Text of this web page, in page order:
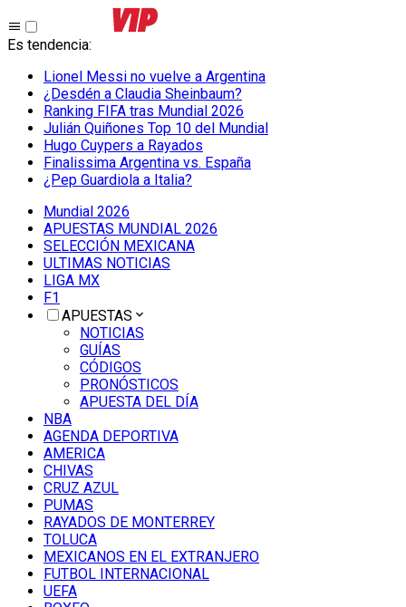
Es tendencia:
Lionel Messi no vuelve a Argentina
¿Desdén a Claudia Sheinbaum?
Ranking FIFA tras Mundial 2026
Julián Quiñones Top 10 del Mundial
Hugo Cuypers a Rayados
Finalissima Argentina vs. España
¿Pep Guardiola a Italia?
Mundial 2026
APUESTAS MUNDIAL 2026
SELECCIÓN MEXICANA
ULTIMAS NOTICIAS
LIGA MX
F1
APUESTAS
NOTICIAS
GUÍAS
CÓDIGOS
PRONÓSTICOS
APUESTA DEL DÍA
NBA
AGENDA DEPORTIVA
AMERICA
CHIVAS
CRUZ AZUL
PUMAS
RAYADOS DE MONTERREY
TOLUCA
MEXICANOS EN EL EXTRANJERO
FUTBOL INTERNACIONAL
UEFA